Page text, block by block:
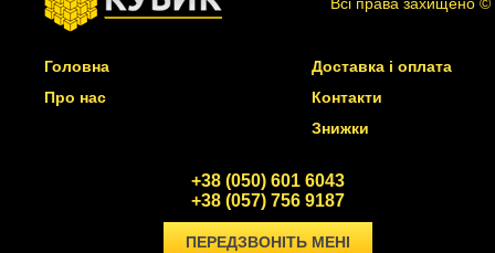
Головна
Про нас
Доставка і оплата
Контакти
Знижки
+38 (050) 601 6043
+38 (057) 756 9187
ПЕРЕДЗВОНІТЬ МЕНІ